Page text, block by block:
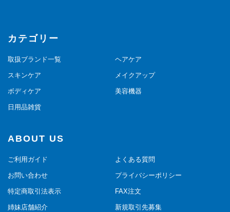
カテゴリー
取扱ブランド一覧 ヘアケア
スキンケア メイクアップ
ボディケア 美容機器
日用品雑貨
ABOUT US
ご利用ガイド よくある質問
お問い合わせ プライバシーポリシー
特定商取引法表示 FAX注文
姉妹店舗紹介 新規取引先募集